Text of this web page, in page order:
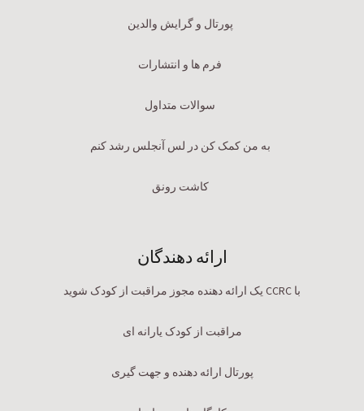
پورتال و گرایش والدین
فرم ها و انتشارات
سوالات متداول
به من کمک کن در لس آنجلس رشد کنم
کاشت رونق
ارائه دهندگان
با CCRC یک ارائه دهنده مجوز مراقبت از کودک شوید
مراقبت از کودک یارانه ای
پورتال ارائه دهنده و جهت گیری